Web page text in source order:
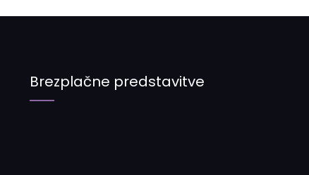
Brezplačne predstavitve